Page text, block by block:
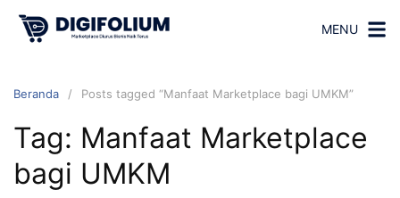
MENU
Beranda Posts tagged “Manfaat Marketplace bagi UMKM”
Tag: Manfaat Marketplace
bagi UMKM